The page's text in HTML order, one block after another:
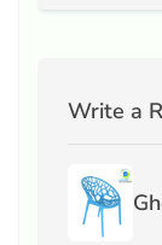
Write a